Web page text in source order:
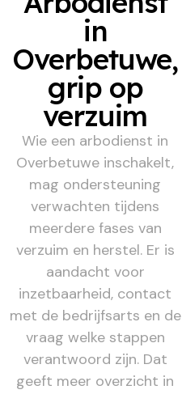
in
Overbetuwe,
grip op
verzuim
Wie een arbodienst in
Overbetuwe inschakelt,
mag ondersteuning
verwachten tijdens
meerdere fases van
verzuim en herstel. Er is
aandacht voor
inzetbaarheid, contact
met de bedrijfsarts en de
vraag welke stappen
verantwoord zijn. Dat
geeft meer overzicht in